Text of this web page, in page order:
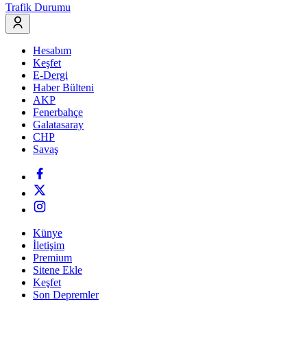
Trafik Durumu
Hesabım
Keşfet
E-Dergi
Haber Bülteni
AKP
Fenerbahçe
Galatasaray
CHP
Savaş
Künye
İletişim
Premium
Sitene Ekle
Keşfet
Son Depremler